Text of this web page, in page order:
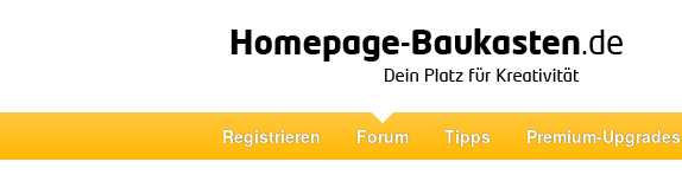
Registrieren Forum Tipps Premium-Upgrades